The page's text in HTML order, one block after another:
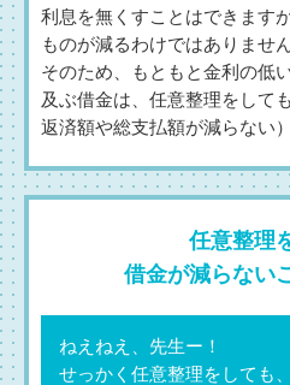
利息を無くすことはできます
ものが減るわけではありません
そのため、もともと金利の低
及ぶ借金は、任意整理をして
返済額や総支払額が減らない
任意整理
借金が減らない
ねえねえ、先生ー！
せっかく任意整理をしても